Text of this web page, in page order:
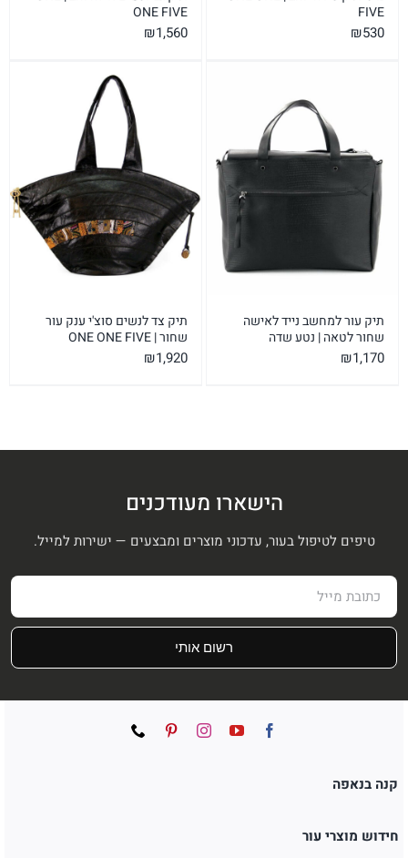
FIVE
₪530
ONE FIVE
₪1,560
תיק עור למחשב נייד לאישה
שחור לטאה | נטע שדה
₪1,170
תיק צד לנשים סוצ'י ענק עור
שחור | ONE ONE FIVE
₪1,920
הישארו מעודכנים
טיפים לטיפול בעור, עדכוני מוצרים ומבצעים — ישירות למייל.
רשום אותי
קנה בנאפה
חידוש מוצרי עור